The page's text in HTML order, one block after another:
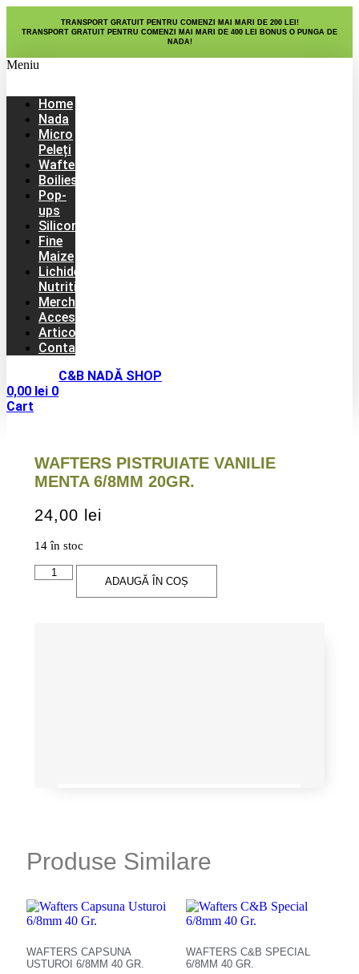
TRANSPORT GRATUIT PENTRU COMENZI MAI MARI DE 200 LEI!
TRANSPORT GRATUIT PENTRU COMENZI MAI MARI DE 400 LEI BONUS O PUNGA DE
NADA!
Meniu
Home
Nada
Micro
Peleți
Wafters
Boilies
Pop-
ups
Silicon
Fine
Maize
Lichide
Nutritive
Merch
Accesorii
Articole
Contact
C&B NADĂ SHOP
0,00 lei 0
Cart
WAFTERS PISTRUIATE VANILIE
MENTA 6/8MM 20GR.
24,00 lei
14 în stoc
Cantitate
Pistruiate
ADAUGĂ ÎN COȘ
Produse Similare
WAFTERS CAPSUNA
USTUROI 6/8MM 40 GR.
WAFTERS C&B SPECIAL
6/8MM 40 GR.